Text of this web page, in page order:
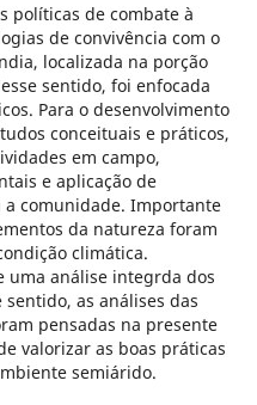
políticas de combate à
de convivência com o
localizada na porção
sentido, foi enfocada
Para o desenvolvimento
conceituais e práticos,
em campo,
e aplicação de
comunidade. Importante
da natureza foram
climática.
uma análise integrda dos
as análises das
pensadas na presente
valorizar as boas práticas
semiárido.